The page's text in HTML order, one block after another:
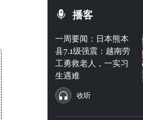
播客
一周要闻：日本熊本
县7.1级强震：越南劳
工勇救老人，一实习
生遇难
收听